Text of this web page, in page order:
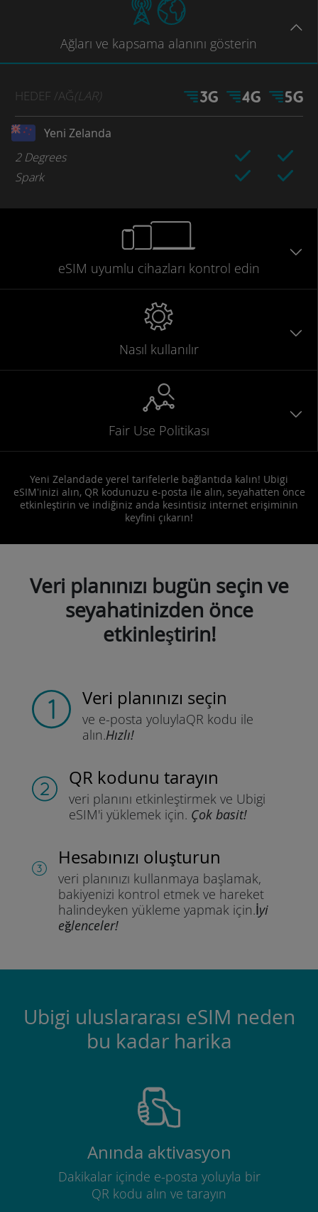
Ağları ve kapsama alanını gösterin
HEDEF /AĞ(LAR)
Yeni Zelanda
2 Degrees
Spark
eSIM uyumlu cihazları kontrol edin
Nasıl kullanılır
Fair Use Politikası
Yeni Zelandade yerel tarifelerle bağlantıda kalın! Ubigi
eSIM'inizi alın, QR kodunuzu e-posta ile alın, seyahatten önce
etkinleştirin ve indiğiniz anda kesintisiz internet erişiminin
keyfini çıkarın!
Veri planınızı bugün seçin ve
seyahatinizden önce
etkinleştirin!
Veri planınızı seçin
ve e-posta yoluylaQR kodu ile
alın.Hızlı!
QR kodunu tarayın
veri planını etkinleştirmek ve Ubigi
eSIM'i yüklemek için. Çok basit!
Hesabınızı oluşturun
veri planınızı kullanmaya başlamak,
bakiyenizi kontrol etmek ve hareket
halindeyken yükleme yapmak için.İyi
eğlenceler!
Ubigi uluslararası eSIM neden
bu kadar harika
Anında aktivasyon
Dakikalar içinde e-posta yoluyla bir
QR kodu alın ve tarayın